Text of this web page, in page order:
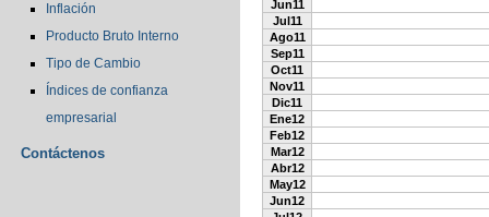
Inflación
Producto Bruto Interno
Tipo de Cambio
Índices de confianza
empresarial
Contáctenos
Jun11
Jul11
Ago11
Sep11
Oct11
Nov11
Dic11
Ene12
Feb12
Mar12
Abr12
May12
Jun12